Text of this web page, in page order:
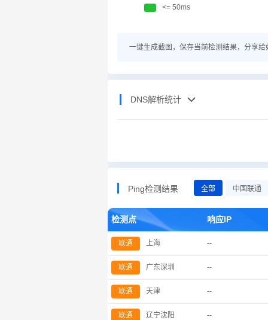
一键生成截图，保存当前检测结果，分享给
DNS解析统计
Ping检测结果 全部 中国联通
检测点 响应IP
联通 上海 --
联通 广东深圳 --
联通 天津 --
联通 辽宁沈阳 --